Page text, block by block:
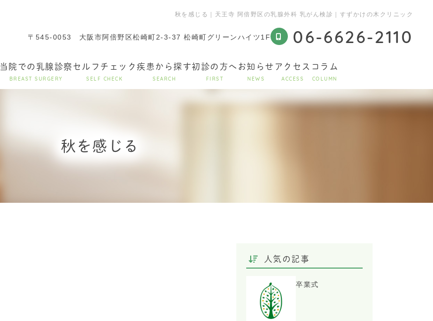
秋を感じる｜天王寺 阿倍野区の乳腺外科 乳がん検診｜すずかけの木クリニック
〒545-0053 大阪市阿倍野区松崎町2-3-37 松崎町グリーンハイツ1F 06-6626-2110
当院での乳腺診察
BREAST SURGERY
セルフチェック
SELF CHECK
疾患から探す
SEARCH
初診の方へ
FIRST
お知らせ
NEWS
アクセス
ACCESS
コラム
COLUMN
秋を感じる
人気の記事
卒業式